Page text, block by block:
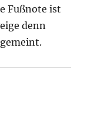
Fußnote ist
denn